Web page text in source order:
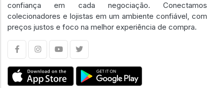
confiança em cada negociação. Conectamos
colecionadores e lojistas em um ambiente confiável, com
preços justos e foco na melhor experiência de compra.